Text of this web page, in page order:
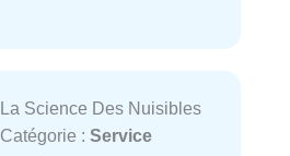
La Science Des Nuisibles
Catégorie : Service